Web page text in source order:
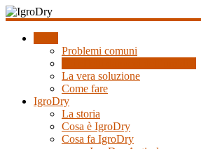
Salta
al
contenuto
IgroDry
muri
attualmente
Problemi comuni
La vera soluzione
Come fare
IgroDry
La storia
Cosa è IgroDry
Cosa fa IgroDry